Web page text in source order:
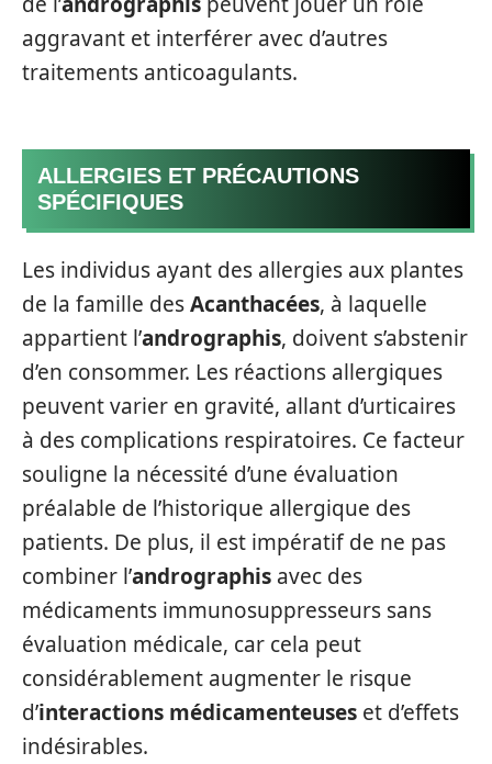
aggravant et interférer avec d’autres
traitements anticoagulants.
ALLERGIES ET PRÉCAUTIONS
SPÉCIFIQUES
Les individus ayant des allergies aux plantes
de la famille desAcanthacées, à laquelle
appartient l’andrographis, doivent s’abstenir
d’en consommer. Les réactions allergiques
peuvent varier en gravité, allant d’urticaires
à des complications respiratoires. Ce facteur
souligne la nécessité d’une évaluation
préalable de l’historique allergique des
patients. De plus, il est impératif de ne pas
combiner l’andrographis avec des
médicaments immunosuppresseurs sans
évaluation médicale, car cela peut
considérablement augmenter le risque
d’interactions médicamenteuses et d’effets
indésirables.